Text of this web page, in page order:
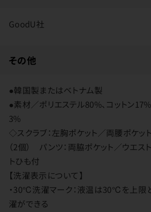
GoodU社
その他
●韓国製またはベトナム製
●素材／ポリエステル80%、コットン
3%
◇スクラブ：左胸ポケット／両腰ポケッ
（2個） パンツ：両脇ポケット／ウエス
トひも付
【洗濯表示について】
・30℃洗濯マーク：液温は30℃を上限
濯ができる